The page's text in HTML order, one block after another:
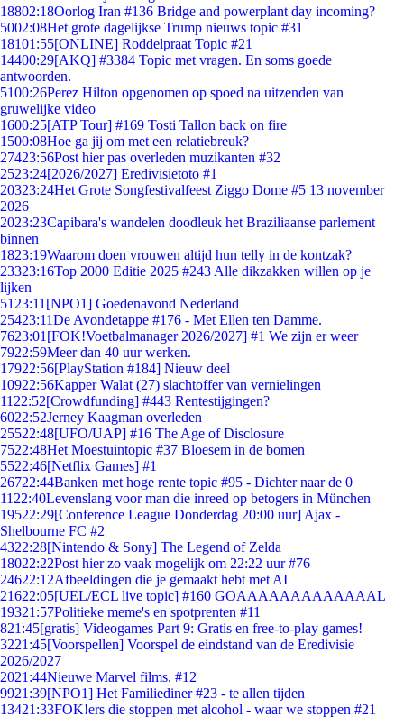
18802:18Oorlog Iran #136 Bridge and powerplant day incoming?
5002:08Het grote dagelijkse Trump nieuws topic #31
18101:55[ONLINE] Roddelpraat Topic #21
14400:29[AKQ] #3384 Topic met vragen. En soms goede
antwoorden.
5100:26Perez Hilton opgenomen op spoed na uitzenden van
gruwelijke video
1600:25[ATP Tour] #169 Tosti Tallon back on fire
1500:08Hoe ga jij om met een relatiebreuk?
27423:56Post hier pas overleden muzikanten #32
2523:24[2026/2027] Eredivisietoto #1
20323:24Het Grote Songfestivalfeest Ziggo Dome #5 13 november
2026
2023:23Capibara's wandelen doodleuk het Braziliaanse parlement
binnen
1823:19Waarom doen vrouwen altijd hun telly in de kontzak?
23323:16Top 2000 Editie 2025 #243 Alle dikzakken willen op je
lijken
51 23:11 [NPO1] Goedenavond Nederland
25423:11De Avondetappe #176 - Met Ellen ten Damme.
7623:01 [FOK!Voetbalmanager 2026/2027] #1 We zijn er weer
7922:59Meer dan 40 uur werken.
17922:56[PlayStation #184] Nieuw deel
10922:56Kapper Walat (27) slachtoffer van vernielingen
11 22:52[Crowdfunding] #443 Rentestijgingen?
6022:52Jerney Kaagman overleden
25522:48[UFO/UAP] #16 The Age of Disclosure
7522:48Het Moestuintopic #37 Bloesem in de bomen
5522:46[Netflix Games] #1
26722:44Banken met hoge rente topic #95 - Dichter naar de 0
11 22:40Levenslang voor man die inreed op betogers in München
19522:29[Conference League Donderdag 20:00 uur] Ajax -
Shelbourne FC #2
4322:28[Nintendo & Sony] The Legend of Zelda
18022:22Post hier zo vaak mogelijk om 22:22 uur #76
24622:12Afbeeldingen die je gemaakt hebt met AI
21622:05[UEL/ECL live topic] #160 GOAAAAAAAAAAAAAL
19321:57Politieke meme's en spotprenten #11
821:45[gratis] Videogames Part 9: Gratis en free-to-play games!
3221:45[Voorspellen] Voorspel de eindstand van de Eredivisie
2026/2027
2021:44Nieuwe Marvel films. #12
9921:39[NPO1] Het Familiediner #23 - te allen tijden
13421:33FOK!ers die stoppen met alcohol - waar we stoppen #21